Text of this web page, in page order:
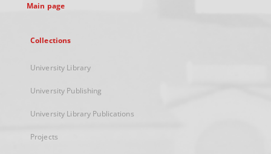
Main page
Collections
University Library
University Publishing
University Library Publications
Projects